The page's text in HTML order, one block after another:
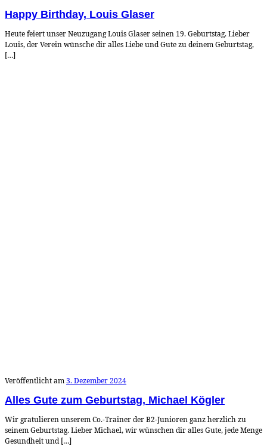
Happy Birthday, Louis Glaser
Heute feiert unser Neuzugang Louis Glaser seinen 19. Geburtstag. Lieber
Louis, der Verein wünsche dir alles Liebe und Gute zu deinem Geburtstag,
[…]
Veröffentlicht am3. Dezember 2024
Alles Gute zum Geburtstag, Michael Kögler
Wir gratulieren unserem Co.-Trainer der B2-Junioren ganz herzlich zu
seinem Geburtstag. Lieber Michael, wir wünschen dir alles Gute, jede Menge
Gesundheit und […]